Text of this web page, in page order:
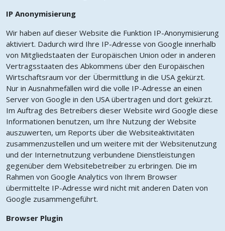
IP Anonymisierung
Wir haben auf dieser Website die Funktion IP-Anonymisierung
aktiviert. Dadurch wird Ihre IP-Adresse von Google innerhalb
von Mitgliedstaaten der Europäischen Union oder in anderen
Vertragsstaaten des Abkommens über den Europäischen
Wirtschaftsraum vor der Übermittlung in die USA gekürzt.
Nur in Ausnahmefällen wird die volle IP-Adresse an einen
Server von Google in den USA übertragen und dort gekürzt.
Im Auftrag des Betreibers dieser Website wird Google diese
Informationen benutzen, um Ihre Nutzung der Website
auszuwerten, um Reports über die Websiteaktivitäten
zusammenzustellen und um weitere mit der Websitenutzung
und der Internetnutzung verbundene Dienstleistungen
gegenüber dem Websitebetreiber zu erbringen. Die im
Rahmen von Google Analytics von Ihrem Browser
übermittelte IP-Adresse wird nicht mit anderen Daten von
Google zusammengeführt.
Browser Plugin